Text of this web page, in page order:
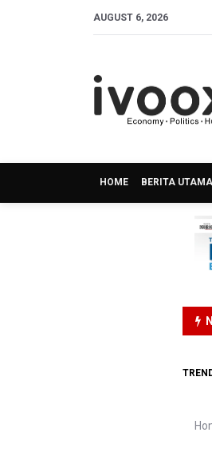
AUGUST 6, 2026
HOME BERITA UTAMA